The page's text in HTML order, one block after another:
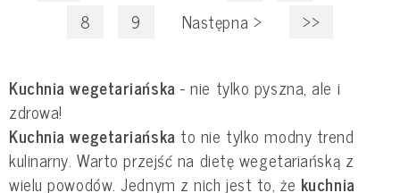
8
9 Następna > >>
Kuchnia wegetariańska - nie tylko pyszna, ale i
zdrowa!
Kuchnia wegetariańska to nie tylko modny trend
kulinarny. Warto przejść na dietę wegetariańską z
wielu powodów. Jednym z nich jest to, że kuchnia